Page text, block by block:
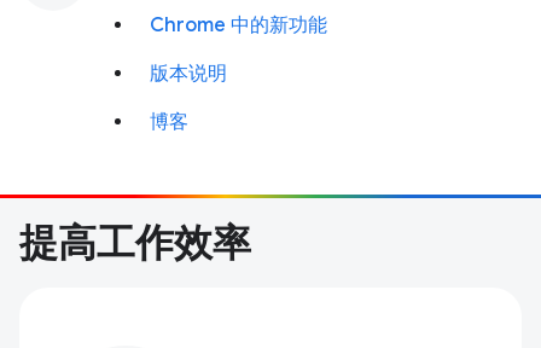
Chrome 中的新功能
版本说明
博客
提高工作效率